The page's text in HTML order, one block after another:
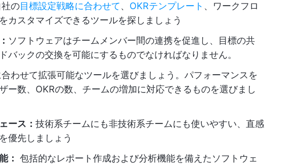
社の目標設定戦略に合わせて、 OKRテンプレート 、ワークフロ
カスタマイズできるツールを探しましょう
ソフトウェアはチームメンバー間の連携を促進し、目標の共
バックの交換を可能にするものでなければなりません。
わせて拡張可能なツールを選びましょう。パフォーマンスを
ー数、OKRの数、チームの増加に対応できるものを選びまし
ース： 技術系チームにも非技術系チームにも使いやすい、直感
優先しましょう
： 包括的なレポート作成および分析機能を備えたソフトウェ